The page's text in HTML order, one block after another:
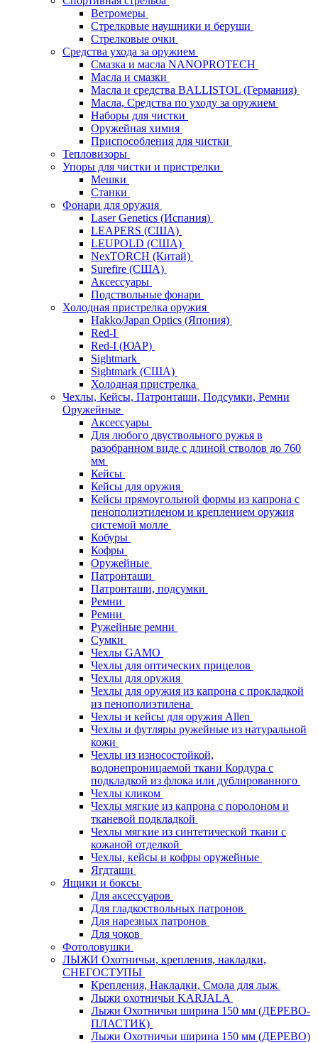
Ветромеры
Стрелковые наушники и беруши
Стрелковые очки
Средства ухода за оружием
Смазка и масла NANOPROTECH
Масла и смазки
Масла и средства BALLISTOL (Германия)
Масла, Средства по уходу за оружием
Наборы для чистки
Оружейная химия
Приспособления для чистки
Тепловизоры
Упоры для чистки и пристрелки
Мешки
Станки
Фонари для оружия
Laser Genetics (Испания)
LEAPERS (США)
LEUPOLD (США)
NexTORCH (Китай)
Surefire (США)
Аксессуары
Подствольные фонари
Холодная пристрелка оружия
Hakko/Japan Optics (Япония)
Red-I
Red-I (ЮАР)
Sightmark
Sightmark (США)
Холодная пристрелка
Чехлы, Кейсы, Патронташи, Подсумки, Ремни
Оружейные
Аксессуары
Для любого двуствольного ружья в
разобранном виде с длиной стволов до 760
мм
Кейсы
Кейсы для оружия
Кейсы прямоугольной формы из капрона с
пенополиэтиленом и креплением оружия
системой молле
Кобуры
Кофры
Оружейные
Патронташи
Патронташи, подсумки
Ремни
Ремни
Ружейные ремни
Сумки
Чехлы GAMO
Чехлы для оптических прицелов
Чехлы для оружия
Чехлы для оружия из капрона с прокладкой
из пенополиэтилена
Чехлы и кейсы для оружия Allen
Чехлы и футляры ружейные из натуральной
кожи
Чехлы из износостойкой,
водонепроницаемой ткани Кордура с
подкладкой из флока или дублированного
Чехлы кликом
Чехлы мягкие из капрона с поролоном и
тканевой подкладкой
Чехлы мягкие из синтетической ткани с
кожаной отделкой
Чехлы, кейсы и кофры оружейные
Ягдташи
Ящики и боксы
Для аксессуаров
Для гладкоствольных патронов
Для нарезных патронов
Для чоков
Фотоловушки
ЛЫЖИ Охотничьи, крепления, накладки,
СНЕГОСТУПЫ
Крепления, Накладки, Смола для лыж
Лыжи охотничьи KARJALA
Лыжи Охотничьи ширина 150 мм (ДЕРЕВО-
ПЛАСТИК)
Лыжи Охотничьи ширина 150 мм (ДЕРЕВО)